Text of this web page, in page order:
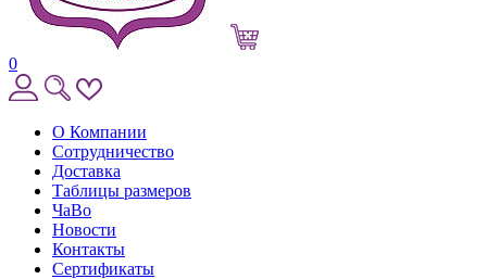
0
О Компании
Сотрудничество
Доставка
Таблицы размеров
ЧаВо
Новости
Контакты
Сертификаты